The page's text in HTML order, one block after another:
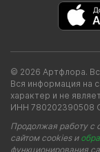
© 2026 Артфлора.
Вся информация на
характер и не
ИНН 780202390508
Продолжая работу с
сайтом cookies и
функционирования